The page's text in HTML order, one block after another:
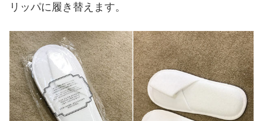
リッパに履き替えます。